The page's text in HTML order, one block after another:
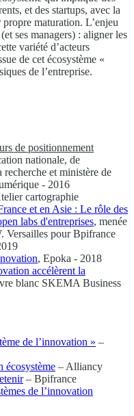
et des startups, avec la
maturation. L’enjeu
ses managers) : aligner les
variété d’acteurs
de cet écosystème «
de l’entreprise.
de positionnement
nationale, de
et ministère de
- 2016
cartographie
et en Asie : Le rôle des
labs d'entreprises, menée
Versailles pour Bpifrance
, Epoka - 2018
accélèrent la
blanc SKEMA Business
de l’innovation » –
écosystème – Alliancy
– Bpifrance
de l’innovation